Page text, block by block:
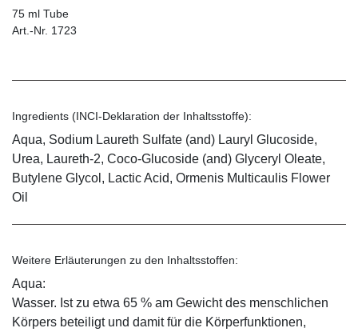
75 ml Tube
Art.-Nr. 1723
Ingredients (INCI-Deklaration der Inhaltsstoffe):
Aqua, Sodium Laureth Sulfate (and) Lauryl Glucoside,
Urea, Laureth-2, Coco-Glucoside (and) Glyceryl Oleate,
Butylene Glycol, Lactic Acid, Ormenis Multicaulis Flower
Oil
Weitere Erläuterungen zu den Inhaltsstoffen:
Aqua:
Wasser. Ist zu etwa 65 % am Gewicht des menschlichen
Körpers beteiligt und damit für die Körperfunktionen,